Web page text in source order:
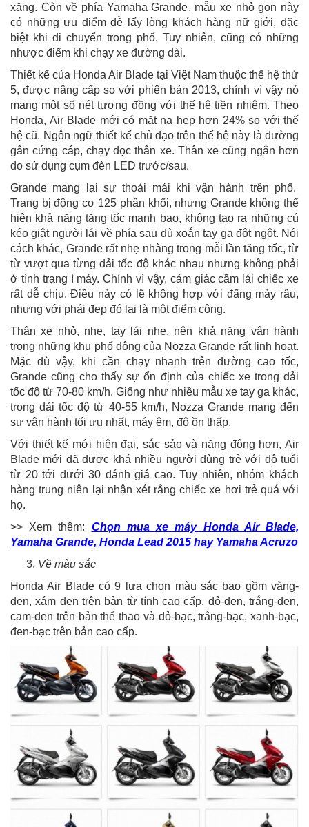
xăng. Còn về phía Yamaha Grande, mẫu xe nhỏ gọn này
có những ưu điểm dễ lấy lòng khách hàng nữ giới, đặc
biệt khi di chuyển trong phố. Tuy nhiên, cũng có những
nhược điểm khi chạy xe đường dài.
Thiết kế của Honda Air Blade tại Việt Nam thuộc thế hệ thứ
5, được nâng cấp so với phiên bản 2013, chính vì vậy nó
mang một số nét tương đồng với thế hệ tiền nhiệm. Theo
Honda, Air Blade mới có mặt nạ hẹp hơn 24% so với thế
hệ cũ. Ngôn ngữ thiết kế chủ đạo trên thế hệ này là đường
gân cứng cáp, chạy dọc thân xe. Thân xe cũng ngắn hơn
do sử dụng cụm đèn LED trước/sau.
Grande mang lại sự thoải mái khi vận hành trên phố.
Trang bị động cơ 125 phân khối, nhưng Grande không thể
hiện khả năng tăng tốc mạnh bạo, không tạo ra những cú
kéo giật người lái về phía sau dù xoắn tay ga đột ngột. Nói
cách khác, Grande rất nhẹ nhàng trong mỗi lần tăng tốc, từ
từ vượt qua từng dải tốc độ khác nhau nhưng không phải
ở tình trạng ì máy. Chính vì vậy, cảm giác cầm lái chiếc xe
rất dễ chịu. Điều này có lẽ không hợp với đấng mày râu,
nhưng với phái đẹp đó lại là một điểm cộng.
Thân xe nhỏ, nhẹ, tay lái nhẹ, nên khả năng vận hành
trong những khu phố đông của Nozza Grande rất linh hoạt.
Mặc dù vậy, khi cần chạy nhanh trên đường cao tốc,
Grande cũng cho thấy sự ổn định của chiếc xe trong dải
tốc độ từ 70-80 km/h. Giống như nhiều mẫu xe tay ga khác,
trong dải tốc độ từ 40-55 km/h, Nozza Grande mang đến
sự vận hành tối ưu nhất, máy êm, độ ồn thấp.
Với thiết kế mới hiện đại, sắc sảo và năng động hơn, Air
Blade mới đã được khá nhiều người dùng trẻ với độ tuổi
từ 20 tới dưới 30 đánh giá cao. Tuy nhiên, nhóm khách
hàng trung niên lại nhận xét rằng chiếc xe hơi trẻ quá với
họ.
>> Xem thêm: Chọn mua xe máy Honda Air Blade,
Yamaha Grande, Honda Lead 2015 hay Yamaha Acruzo
Về màu sắc
Honda Air Blade có 9 lựa chọn màu sắc bao gồm vàng-
đen, xám đen trên bản từ tính cao cấp, đỏ-đen, trắng-đen,
cam-đen trên bản thể thao và đỏ-bạc, trắng-bạc, xanh-bạc,
đen-bạc trên bản cao cấp.